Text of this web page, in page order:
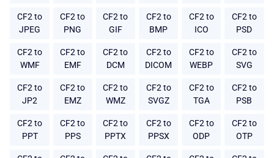
CF2 to
JPEG
CF2 to
PNG
CF2 to
GIF
CF2 to
BMP
CF2 to
ICO
CF2 to
PSD
CF2 to
WMF
CF2 to
EMF
CF2 to
DCM
CF2 to
DICOM
CF2 to
WEBP
CF2 to
SVG
CF2 to
JP2
CF2 to
EMZ
CF2 to
WMZ
CF2 to
SVGZ
CF2 to
TGA
CF2 to
PSB
CF2 to
PPT
CF2 to
PPS
CF2 to
PPTX
CF2 to
PPSX
CF2 to
ODP
CF2 to
OTP